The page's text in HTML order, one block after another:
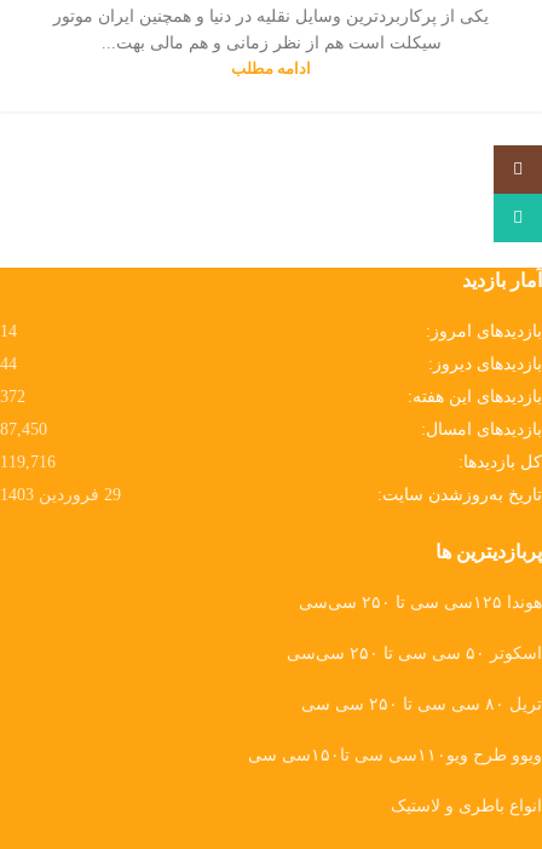
یکی از پرکاربردترین وسایل نقلیه در دنیا و همچنین ایران موتور
سیکلت است هم از نظر زمانی و هم مالی بهت...
ادامه مطلب
آمار بازدید
بازدیدهای امروز:
14
بازدیدهای دیروز:
44
بازدیدهای این هفته:
372
بازدیدهای امسال:
87,450
کل بازدیدها:
119,716
تاریخ به‌روزشدن سایت:
29 فروردین 1403
پربازدیترین ها
هوندا ۱۲۵سی سی تا ۲۵۰ سی‌سی
اسکوتر ۵۰ سی سی تا ۲۵۰ سی‌سی
تریل ۸۰ سی سی تا ۲۵۰ سی سی
ویوو طرح ویو۱۱۰سی سی تا۱۵۰سی سی
انواع باطری و لاستیک